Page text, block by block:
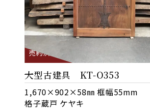
大型古建具 KT-O353
1,670×902×58㎜ 框幅55mm
格子蔵戸 ケヤキ
売約済